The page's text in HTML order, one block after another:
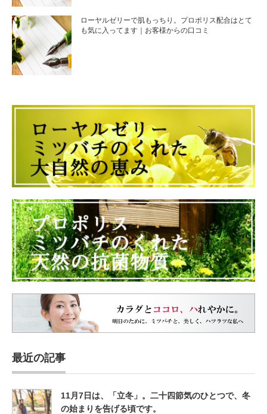
ローヤルゼリーで肌もっちり。プロポリス配合はとて
も気に入ってます｜お客様からの口コミ
最近の記事
11月7日は、「立冬」。二十四節気のひとつで、冬
の始まりを告げる頃です。